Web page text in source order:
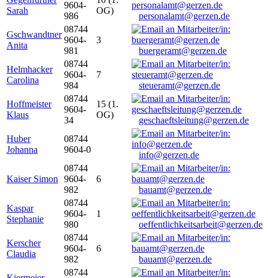
Sarah
9604-
986
OG)
personalamt@gerzen.de
Gschwandtner
Anita
08744
9604-
981
3
buergeramt@gerzen.de
Helmhacker
Carolina
08744
9604-
984
7
steueramt@gerzen.de
Hoffmeister
Klaus
08744
9604-
34
15 (1.
OG)
geschaeftsleitung@gerzen.de
Huber
Johanna
08744
9604-0
info@gerzen.de
Kaiser Simon
08744
9604-
982
6
bauamt@gerzen.de
Kaspar
Stephanie
08744
9604-
980
1
oeffentlichkeitsarbeit@gerzen.de
Kerscher
Claudia
08744
9604-
982
6
bauamt@gerzen.de
08744